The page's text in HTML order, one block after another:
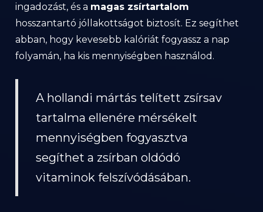
ingadozást, és a magas zsírtartalom
hosszantartó jóllakottságot biztosít. Ez segíthet
abban, hogy kevesebb kalóriát fogyassz a nap
folyamán, ha kis mennyiségben használod.
A hollandi mártás telített zsírsav
tartalma ellenére mérsékelt
mennyiségben fogyasztva
segíthet a zsírban oldódó
vitaminok felszívódásában.